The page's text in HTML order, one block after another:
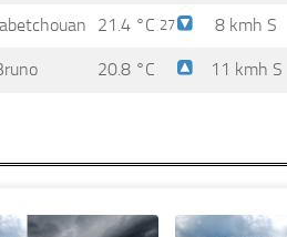
21.4 °C 27 8 kmh S
20.8 °C 11 kmh S